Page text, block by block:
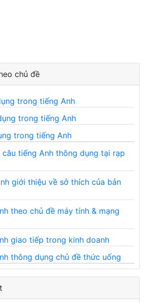
chủ đề
trong tiếng Anh
trong tiếng Anh
trong tiếng Anh
tiếng Anh thông dụng tại rạp
giới thiệu về sở thích của bản
theo chủ đề máy tính & mạng
giao tiếp trong kinh doanh
thông dụng chủ đề thức uống